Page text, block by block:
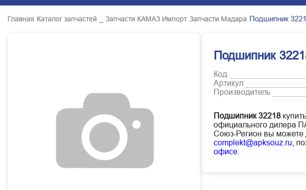
Главная Каталог запчастей _ Запчасти КАМАЗ Импорт Запчасти Мадара Подшипник
Подшипник
Код
Артикул
Производитель
Подшипник 32218
официального дилера
Союз-Регион вы можете
complekt@apksouz.ru,
офисе